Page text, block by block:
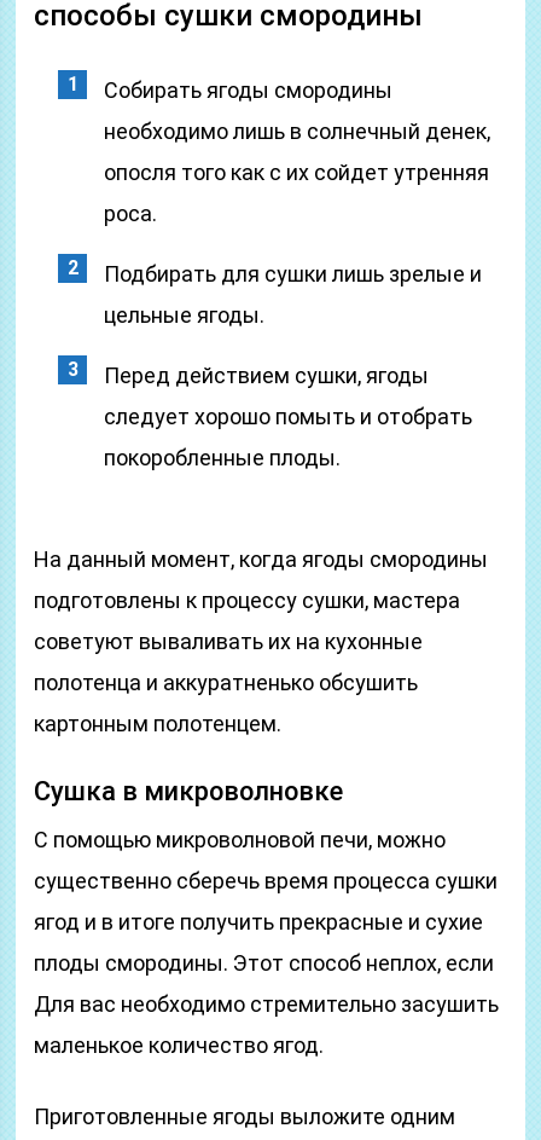
способы сушки смородины
Собирать ягоды смородины
необходимо лишь в солнечный денек,
опосля того как с их сойдет утренняя
роса.
Подбирать для сушки лишь зрелые и
цельные ягоды.
Перед действием сушки, ягоды
следует хорошо помыть и отобрать
покоробленные плоды.
На данный момент, когда ягоды смородины
подготовлены к процессу сушки, мастера
советуют вываливать их на кухонные
полотенца и аккуратненько обсушить
картонным полотенцем.
Сушка в микроволновке
С помощью микроволновой печи, можно
существенно сберечь время процесса сушки
ягод и в итоге получить прекрасные и сухие
плоды смородины. Этот способ неплох, если
Для вас необходимо стремительно засушить
маленькое количество ягод.
Приготовленные ягоды выложите одним